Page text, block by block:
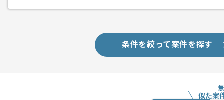
条件を絞って案件を探す
似た案